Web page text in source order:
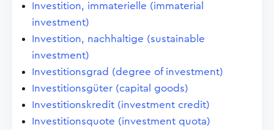
Investition, immaterielle (immaterial
investment)
Investition, nachhaltige (sustainable
investment)
Investitionsgrad (degree of investment)
Investitionsgüter (capital goods)
Investitionskredit (investment credit)
Investitionsquote (investment quota)